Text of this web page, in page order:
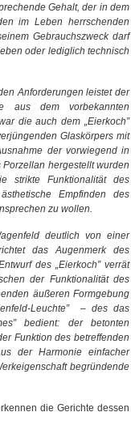
Gehalt, der in dem
im Leben herrschenden
Gebrauchszweck darf
oder lediglich technisch
Anforderungen leistet der
aus dem vorbekannten
die auch dem „Eierkoch”
Glaskörpers mit
der vorwiegend in
hergestellt wurden
strikte Funktionalität des
Empfinden des
zu wollen.
deutlich von einer
das Augenmerk des
des „Eierkoch” verrät
der Funktionalität des
äußeren Formgebung
Leuchte” – des das
bedient: der betonten
Funktion des betreffenden
der Harmonie einfacher
begründende
die Gerichte dessen